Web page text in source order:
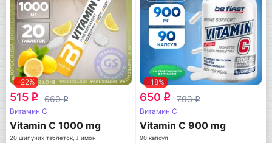
-22%
515 q 660q
Витамин C
Vitamin C 1000 mg
20 шипучих таблеток, Лимон
-18%
650 q 793q
Витамин C
Vitamin C 900 mg
90 капсул